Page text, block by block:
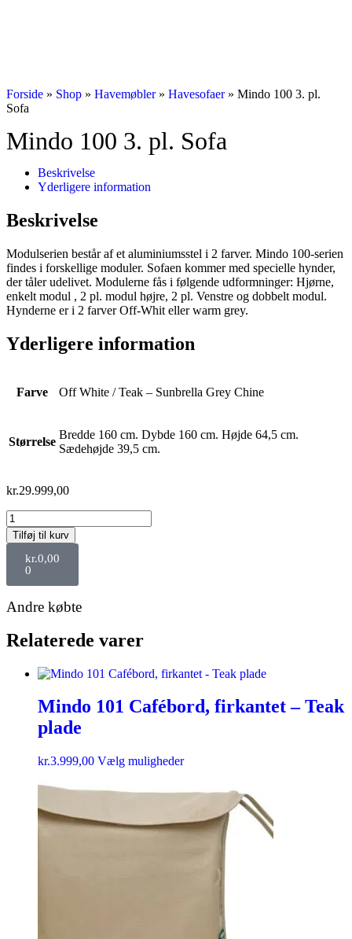
Forside » Shop » Havemøbler» Havesofaer» Mindo 100 3. pl.
Sofa
Mindo 100 3. pl. Sofa
Beskrivelse
Yderligere information
Beskrivelse
Modulserien består af et aluminiumsstel i 2 farver. Mindo 100-serien
findes i forskellige moduler. Sofaen kommer med specielle hynder,
der tåler udelivet. Modulerne fås i følgende udformninger: Hjørne,
enkelt modul , 2 pl. modul højre, 2 pl. Venstre og dobbelt modul.
Hynderne er i 2 farver Off-Whit eller warm grey.
Yderligere information
Farve Off White / Teak – Sunbrella Grey Chine
Størrelse
Bredde 160 cm. Dybde 160 cm. Højde 64,5 cm.
Sædehøjde 39,5 cm.
kr.29.999,00
Tilføj til kurv
kr.0,00
0
Andre købte
Relaterede varer
Mindo 101 Cafébord, firkantet – Teak
plade
kr.3.999,00 Vælg muligheder